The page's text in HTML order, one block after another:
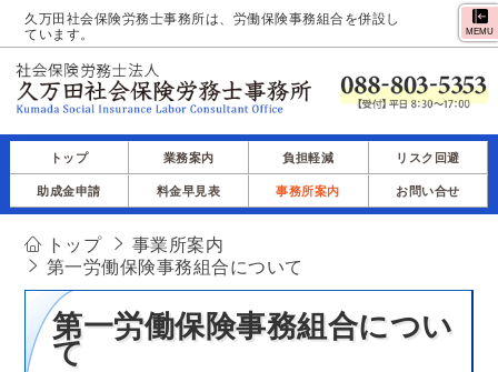
久万田社会保険労務士事務所は、労働保険事務組合を併設し
ています。
MEMU
トップ 業務案内 負担軽減 リスク回避
助成金申請 料金早見表 事務所案内 お問い合せ
トップ
事業所案内
第一労働保険事務組合について
第一労働保険事務組合につい
て